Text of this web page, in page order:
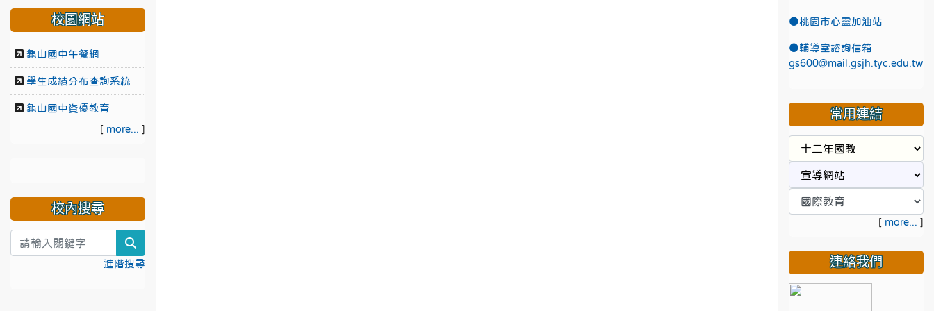
校園網站
龜山國中午餐網
學生成績分布查詢系統
龜山國中資優教育
[ more... ]
校內搜尋
進階搜尋
●桃園市心靈加油站
●輔導室諮詢信箱
gs600@mail.gsjh.tyc.edu.tw
常用連結
[ more... ]
連絡我們